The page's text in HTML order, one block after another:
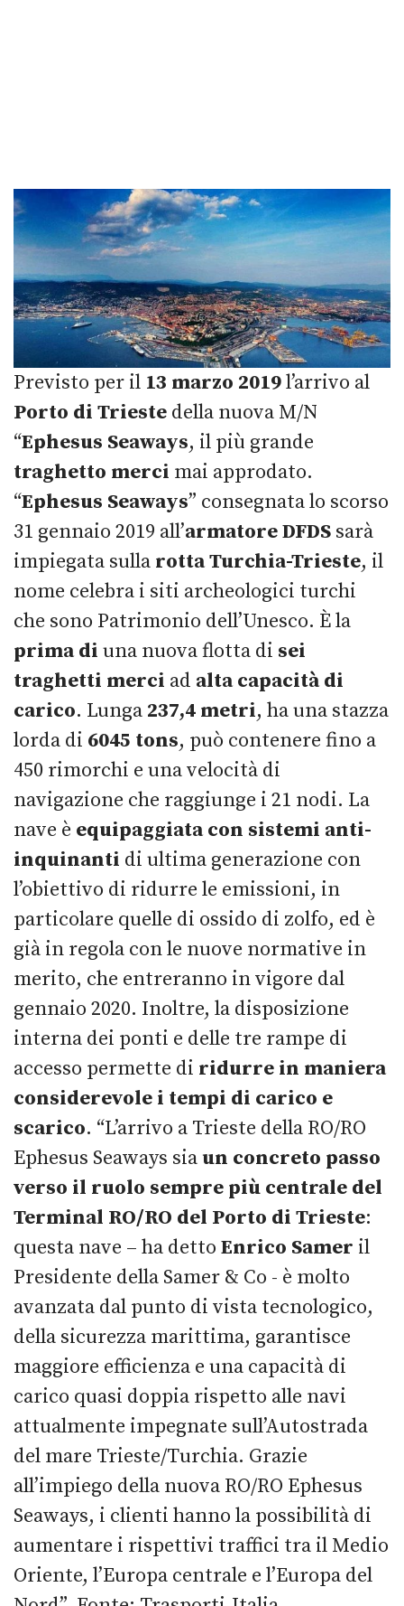
Previsto per il 13 marzo 2019l’arrivo al
Porto di Trieste della nuova M/N
“Ephesus Seaways, il più grande
traghetto merci mai approdato.
“Ephesus Seaways” consegnata lo scorso
31 gennaio 2019 all’armatore DFDS sarà
impiegata sulla rotta Turchia-Trieste, il
nome celebra i siti archeologici turchi
che sono Patrimonio dell’Unesco. È la
prima di una nuova flotta di sei
traghetti merci ad alta capacità di
carico. Lunga 237,4 metri, ha una stazza
lorda di 6045 tons, può contenere fino a
450 rimorchi e una velocità di
navigazione che raggiunge i 21 nodi. La
nave è equipaggiata con sistemi anti-
inquinanti di ultima generazione con
l’obiettivo di ridurre le emissioni, in
particolare quelle di ossido di zolfo, ed è
già in regola con le nuove normative in
merito, che entreranno in vigore dal
gennaio 2020. Inoltre, la disposizione
interna dei ponti e delle tre rampe di
accesso permette di ridurre in maniera
considerevole i tempi di carico e
scarico. “L’arrivo a Trieste della RO/RO
Ephesus Seaways siaun concreto passo
verso il ruolo sempre più centrale del
Terminal RO/RO del Porto di Trieste:
questa nave – ha detto Enrico Samer il
Presidente della Samer & Co - è molto
avanzata dal punto di vista tecnologico,
della sicurezza marittima, garantisce
maggiore efficienza e una capacità di
carico quasi doppia rispetto alle navi
attualmente impegnate sull’Autostrada
del mare Trieste/Turchia. Grazie
all’impiego della nuova RO/RO Ephesus
Seaways, i clienti hanno la possibilità di
aumentare i rispettivi traffici tra il Medio
Oriente, l’Europa centrale e l’Europa del